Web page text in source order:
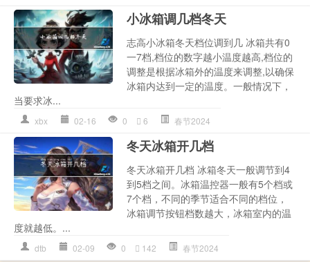
小冰箱调几档冬天
志高小冰箱冬天档位调到几 冰箱共有0
一7档,档位的数字越小温度越高,档位的
调整是根据冰箱外的温度来调整,以确保
冰箱内达到一定的温度。一般情况下，
当要求冰...
xbx 02-16 0 6 春节2024
冬天冰箱开几档
冬天冰箱开几档 冰箱冬天一般调节到4
到5档之间。冰箱温控器一般有5个档或
7个档，不同的季节适合不同的档位，
冰箱调节按钮档数越大，冰箱室内的温
度就越低。...
dtb 02-09 0 142 春节2024